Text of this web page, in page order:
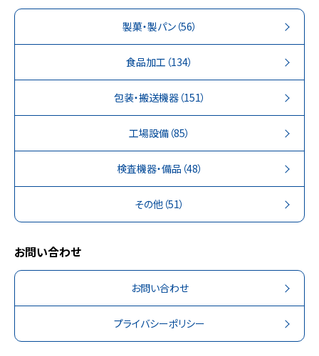
製菓・製パン（56）
食品加工 （134）
包装・搬送機器（151）
工場設備 （85）
検査機器・備品 （48）
その他 （51）
お問い合わせ
お問い合わせ
プライバシーポリシー